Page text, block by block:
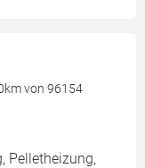
von 96154
Pelletheizung,